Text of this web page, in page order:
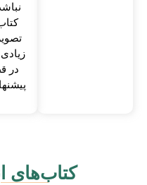
در
کتاب‌های